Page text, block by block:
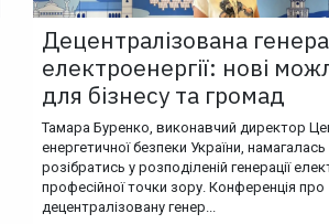
Децентралізована
електроенергії: нові
для бізнесу та громад
Тамара Буренко, виконавчий директор
енергетичної безпеки України, намагалась
розібратись у розподіленій генерації
професійної точки зору. Конференція про
децентралізовану генер...